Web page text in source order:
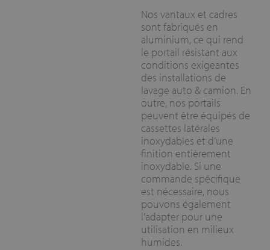
Nos vantaux et cadres
sont fabriqués en
aluminium, ce qui rend
le portail résistant aux
conditions exigeantes
des installations de
lavage auto & camion. En
outre, nos portails
peuvent être équipés de
cassettes latérales
inoxydables et d’une
finition entièrement
inoxydable. Si une
commande spécifique
est nécessaire, nous
pouvons également
l’adapter pour une
utilisation en milieux
humides.